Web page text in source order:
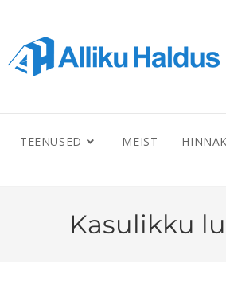
TEENUSED MEIST
Kasulikku